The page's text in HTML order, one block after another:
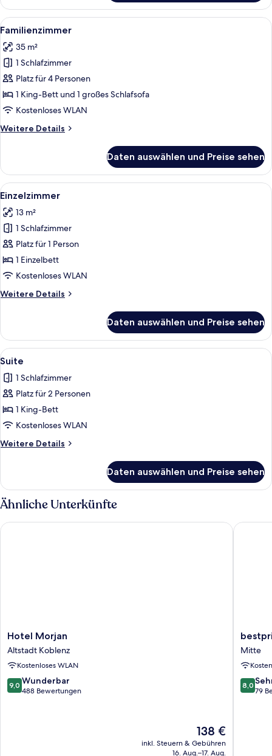
Doppelzimmer
Alle
Fotos
für
Familienzimmer
anzeigen
Ein Hotelzimmer mit einem großen
4
Familienzimmer
35 m²
1 Schlafzimmer
Platz für 4 Personen
1 King-Bett und 1 großes Schlafsofa
Kostenloses WLAN
Weitere Details
Weitere
Daten auswählen und Preise sehen
Alle
Fotos
für
Einzelzimmer
anzeigen
Ein Hotelzimmer mit einem Bett,
4
Einzelzimmer
13 m²
1 Schlafzimmer
Platz für 1 Person
1 Einzelbett
Kostenloses WLAN
Weitere Details
Weitere
Daten auswählen und Preise sehen
Alle
Fotos
für
Suite
anzeigen
Ein Hotelzimmer mit Bett,
4
Suite
1 Schlafzimmer
Platz für 2 Personen
1 King-Bett
Kostenloses WLAN
Weitere Details
Weitere
Daten auswählen und Preise sehen
Ähnliche Unterkünfte
Hotel
Morjan
Altstadt
Koblenz
Hotel Morjan
Altstadt Koblenz
Kostenloses WLAN
9.0
von
9,0 Wunderbar
488 Bewertungen
Der
Preis
beträgt
138 €
inkl. Steuern & Gebühren
16. Aug.–17. Aug.
Hotel Morjan
Hotel
Koblenz
Mitte
Mitte
8.0
von
8,0
79